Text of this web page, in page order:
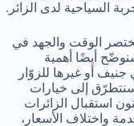
السياحية لدى الزائر.
الوقت والجهد في
أيضًا أهمية
أو غيرها للزوّار
سنتطرّق إلى خيارات
استقبال الزائرات
واختلاف الأسعار،